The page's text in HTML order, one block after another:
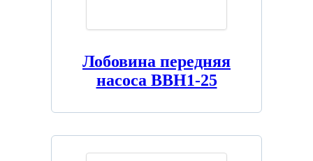
Лобовина передняя
насоса ВВН1-25